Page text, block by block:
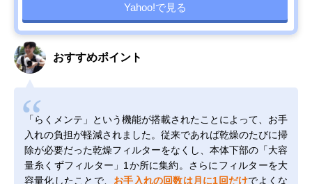
Yahoo!で見る
おすすめポイント
「らくメンテ」という機能が搭載されたことによって、お手
入れの負担が軽減されました。従来であれば乾燥のたびに掃
除が必要だった乾燥フィルターをなくし、本体下部の「大容
量糸くずフィルター」1か所に集約。さらにフィルターを大
容量化したことで、 お手入れの回数は月に1回だけでよくな